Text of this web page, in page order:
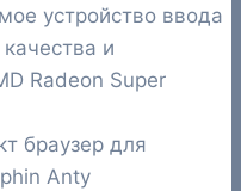
устройство ввода
и
Radeon Super
браузер для
Anty